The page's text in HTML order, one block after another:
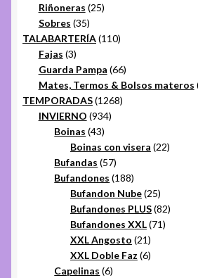
Riñoneras 2525
Sobres 3535
productos
TALABARTERÍA 110110
Fajas 33
productos
Guarda Pampa 6666
productos
Mates, Termos & Bolsos materos
TEMPORADAS 12681268
INVIERNO 934934
Boinas 4343
productos
Boinas con visera 2222
Bufandas 5757
productos
Bufandones 188188
productos
Bufandon Nube 2525
productos
Bufandones PLUS 8282
Bufandones XXL 7171
XXL Angosto 2121
productos
XXL Doble Faz 66
Capelinas 66